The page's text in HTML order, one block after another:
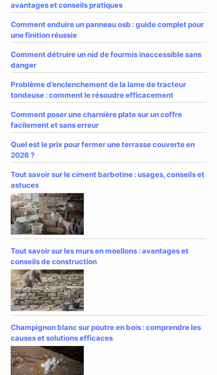
avantages et conseils pratiques
Comment enduire un panneau osb : guide complet pour
une finition réussie
Comment détruire un nid de fourmis inaccessible sans
danger
Problème d’enclenchement de la lame de tracteur
tondeuse : comment le résoudre efficacement
Comment poser une charnière plate sur un coffre
facilement et sans erreur
Quel est le prix pour fermer une terrasse couverte en
2026 ?
Tout savoir sur le ciment barbotine : usages, conseils et
astuces
Tout savoir sur les murs en moellons : avantages et
conseils de construction
Champignon blanc sur poutre en bois : comprendre les
causes et solutions efficaces